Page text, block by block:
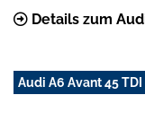
Details zum
Audi A6 Avant 45